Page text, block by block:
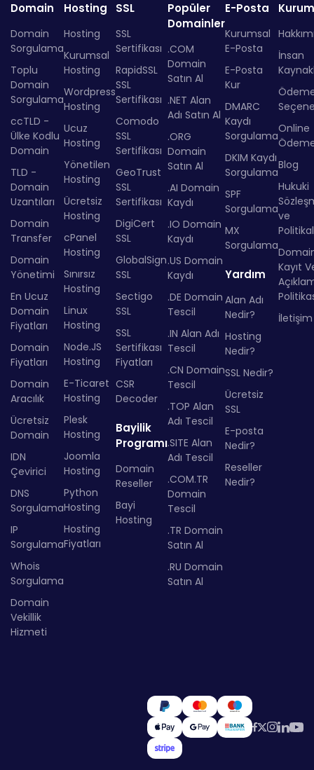
Domain
Domain
Sorgulama
Toplu
Domain
Sorgulama
ccTLD -
Ülke Kodlu
Domain
TLD -
Domain
Uzantıları
Domain
Transfer
Domain
Yönetimi
En Ucuz
Domain
Fiyatları
Domain
Fiyatları
Domain
Aracılık
Ücretsiz
Domain
IDN
Çevirici
DNS
Sorgulama
IP
Sorgulama
Whois
Sorgulama
Domain
Vekillik
Hizmeti
Hosting
Hosting
Kurumsal
Hosting
Wordpress
Hosting
Ucuz
Hosting
Yönetilen
Hosting
Ücretsiz
Hosting
cPanel
Hosting
Sınırsız
Hosting
Linux
Hosting
Node.JS
Hosting
E-Ticaret
Hosting
Plesk
Hosting
Joomla
Hosting
Python
Hosting
Hosting
Fiyatları
SSL
SSL
Sertifikası
RapidSSL
SSL
Sertifikası
Comodo
SSL
Sertifikası
GeoTrust
SSL
Sertifikası
DigiCert
SSL
GlobalSign
SSL
Sectigo
SSL
SSL
Sertifikası
Fiyatları
CSR
Decoder
Bayilik
Programı
Domain
Reseller
Bayi
Hosting
Popüler
Domainler
.COM
Domain
Satın Al
.NET Alan
Adı Satın Al
.ORG
Domain
Satın Al
.AI Domain
Kaydı
.IO Domain
Kaydı
.US Domain
Kaydı
.DE Domain
Tescil
.IN Alan Adı
Tescil
.CN Domain
Tescil
.TOP Alan
Adı Tescil
.SITE Alan
Adı Tescil
.COM.TR
Domain
Tescil
.TR Domain
Satın Al
.RU Domain
Satın Al
E-Posta
Kurumsal
E-Posta
E-Posta
Kur
DMARC
Kaydı
Sorgulama
DKIM Kaydı
Sorgulama
SPF
Sorgulama
MX
Sorgulama
Yardım
Alan Adı
Nedir?
Hosting
Nedir?
SSL Nedir?
Ücretsiz
SSL
E-posta
Nedir?
Reseller
Nedir?
İnsan
Online
Blog
Hukuki
ve
Kayıt
İletişim